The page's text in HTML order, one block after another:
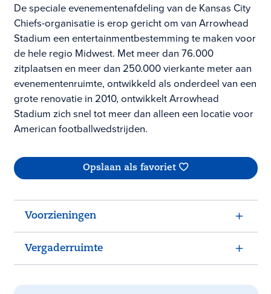
De speciale evenementenafdeling van de Kansas City
Chiefs-organisatie is erop gericht om van Arrowhead
Stadium een entertainmentbestemming te maken voor
de hele regio Midwest. Met meer dan 76.000
zitplaatsen en meer dan 250.000 vierkante meter aan
evenementenruimte, ontwikkeld als onderdeel van een
grote renovatie in 2010, ontwikkelt Arrowhead
Stadium zich snel tot meer dan alleen een locatie voor
American footballwedstrijden.
Opslaan als favoriet
Voorzieningen
Vergaderruimte